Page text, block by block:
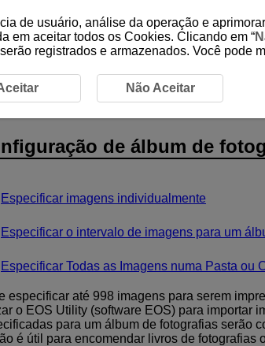
de fotografias
de álbum de
Especificar imagens individualmente
Especificar o intervalo de imagens para um
Especificar Todas as Imagens numa Pasta ou
especificar até 998 imagens para serem
o EOS Utility (software EOS) para importar
para um álbum de fotografias serão
é útil para encomendar livros de fotografias
de usuário, análise da operação e
em aceitar todos os Cookies. Clicando em “
registrados e armazenados. Você pode
Não Aceitar